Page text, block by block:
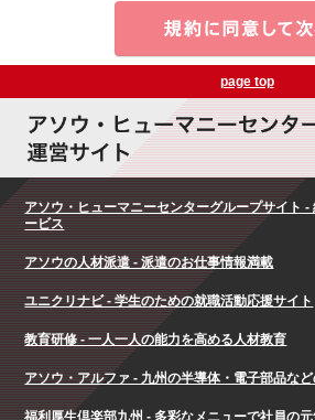
page top
アソウ・ヒューマニーセンターグループサイト -
ービス
アソウの人材派遣 - 派遣のお仕事情報満載
ユニクリナビ - 学生のための就職活動応援サイト
教育研修 - 一人一人の能力を高める人材教育
アソウ・アルファ - 九州の半導体・電子部品な
福利厚生倶楽部九州 - 多彩なメニューで社員の